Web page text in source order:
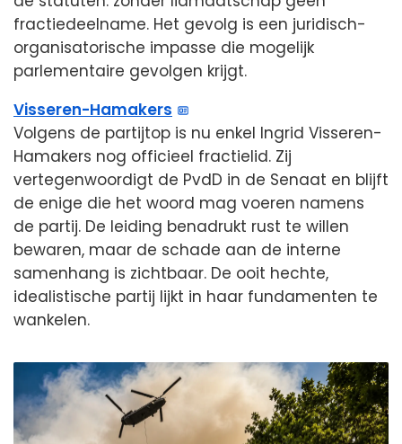
fractiedeelname. Het gevolg is een juridisch-
organisatorische impasse die mogelijk
parlementaire gevolgen krijgt.
Visseren-Hamakers
Volgens de partijtop is nu enkel Ingrid Visseren-
Hamakers nog officieel fractielid. Zij
vertegenwoordigt de PvdD in de Senaat en blijft
de enige die het woord mag voeren namens
de partij. De leiding benadrukt rust te willen
bewaren, maar de schade aan de interne
samenhang is zichtbaar. De ooit hechte,
idealistische partij lijkt in haar fundamenten te
wankelen.